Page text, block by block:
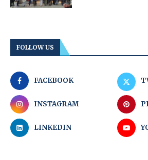
FOLLOW US
FACEBOOK
INSTAGRAM
LINKEDIN